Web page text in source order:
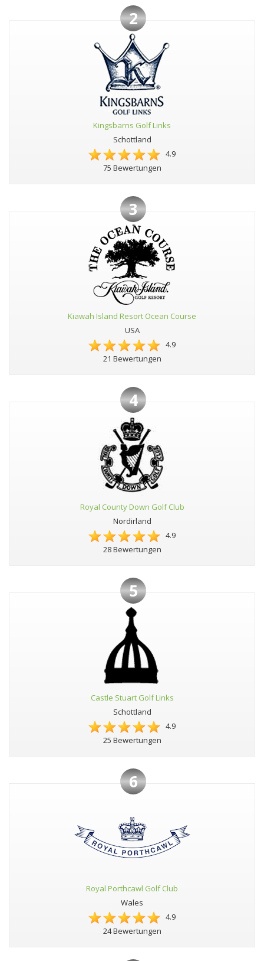
2
Kingsbarns Golf Links
Schottland
4.9
75 Bewertungen
3
Kiawah Island Resort Ocean Course
USA
4.9
21 Bewertungen
4
Royal County Down Golf Club
Nordirland
4.9
28 Bewertungen
5
Castle Stuart Golf Links
Schottland
4.9
25 Bewertungen
6
Royal Porthcawl Golf Club
Wales
4.9
24 Bewertungen